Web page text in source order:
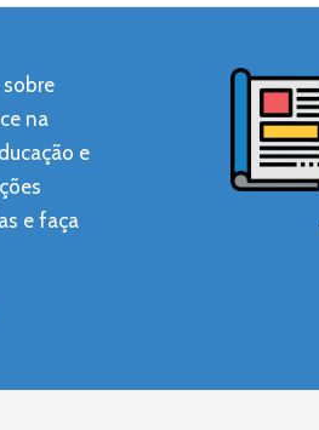
na
e
e faça